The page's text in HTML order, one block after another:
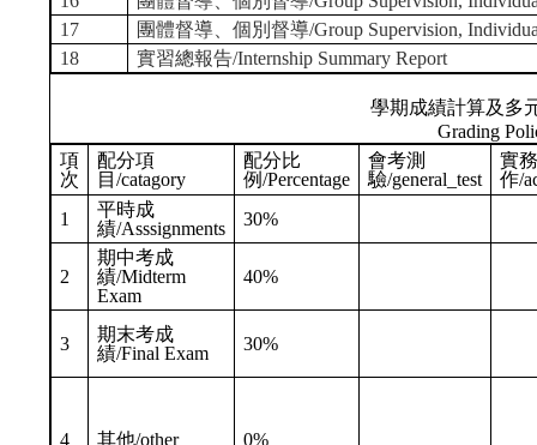
17
團體督導、個別督導/Group Supervision,
18
實習總報告/Internship Summary Report
學期成績計算及多
Grading
項
次
配分項
目/catagory
配分比
例/Percentage
會考測
驗/general_test
實
作/
1
平時成
績/Asssignments
30%
2
期中考成
績/Midterm
Exam
40%
3
期末考成
績/Final Exam
30%
4 其他/other 0%